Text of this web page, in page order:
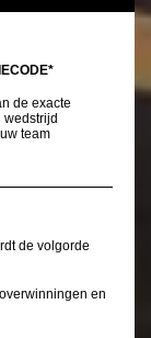
de exacte
wedstrijd
team
de volgorde
en